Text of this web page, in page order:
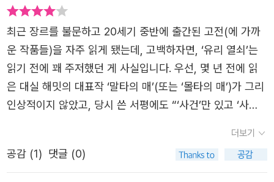
령 모른다 해도, 그게 너와 도대체 무슨 상관이야?」 네드 보
몬트는 비웃듯 희미하게 웃으며 말했다. 「모른다면 내일 저
녁 식사에 형을 초대하지 않았겠지?」...「저녁 식사 자리는 내
일이 처음이야?」 「응, 처음이지만 마지막이 되지는 않을 거
다.」 「생일파티에 초대받지는 못했고?」 「응.」매드빅이 머뭇거
리며 말했다. 「아직은.」 「그렇다면 형이 원하는 대답은 해줄
「아무 선물도 주지 마.」 「말도 안 돼!」네드 보몬트는 어깨를
으쓱했다. 「그럼 하고 싶은 대로 해. 나는 묻는 말에 대답했
을 뿐이니까.」「왜 주지 말라는 거야?」 「상대방이 받고 싶어
각, 즉 도박과 밀주 제조 그리고 뇌물을 통해 경찰과 정치인
들을 장악했던 모습을 면밀히 관찰했기에 이런 훌륭한 작품
을 낼 수 있었지 않나 생각해본다.이 책은 탐정 소설로 분류
되고 있지만 사실 주인공 네드 보몬트는 탐정이 아니다. 그
는 정치적으로 큰 영향력을 미치는 갱스터인 폴 매드빅의 오
른팔, 즉 해결사라고 보면 된다. 네드는 도박을 매우 좋아하
고 폴의 뒷처리를 주로 담당하고 있다. 그런데 폴이 상원의
이기 시작한다. 폴은 재닛과 결혼하게 해준다면 다음 선거에
에다 발췌본이었겠지만 그럼에도 불구하고 다른 작가들과는
확연히 다른 소설임이 느껴졌던 기억이 어슴푸레 남아 있습
니다. 그러한 스타일의 미스터리 소설을 하드보일드라고 한
다는 것은 나중에 알았지요. 마치 007 시리즈만이 스파이
영화라 생각하던 만 보던 사람이 제이슨 본 시리즈를 처음
봤을 때의 느낌과도 비슷할 것입니다. 네, 대실 해밋은 레이
9)와 함께 하드 보일드의 원조라 할 수 있는 작가입니다. 하
드보일드는 느와르적인 요소가 강하고 현실적 요소가 강하
게 반영된 스타일로 그 이전까지 낭만적이며 추리에 방점을
최근 장르를 불문하고 20세기 중반에 출간된 고전(에 가까
운 작품들)을 자주 읽게 됐는데, 고백하자면, ‘유리 열쇠’는
읽기 전에 꽤 주저했던 게 사실입니다. 우선, 몇 년 전에 읽
은 대실 해밋의 대표작 ‘말타의 매’(또는 ‘몰타의 매’)가 그리
인상적이지 않았고, 당시 쓴 서평에도 “‘사건’만 있고 ‘사
보일드는 나와는 그리 잘 안 맞는 것 같다.”고 쓸 정도로 큰
매력을 못 느꼈기 때문입니다.또, 하필 며칠 전 일본 하드보
더보기
공감 (1) 댓글 (0)